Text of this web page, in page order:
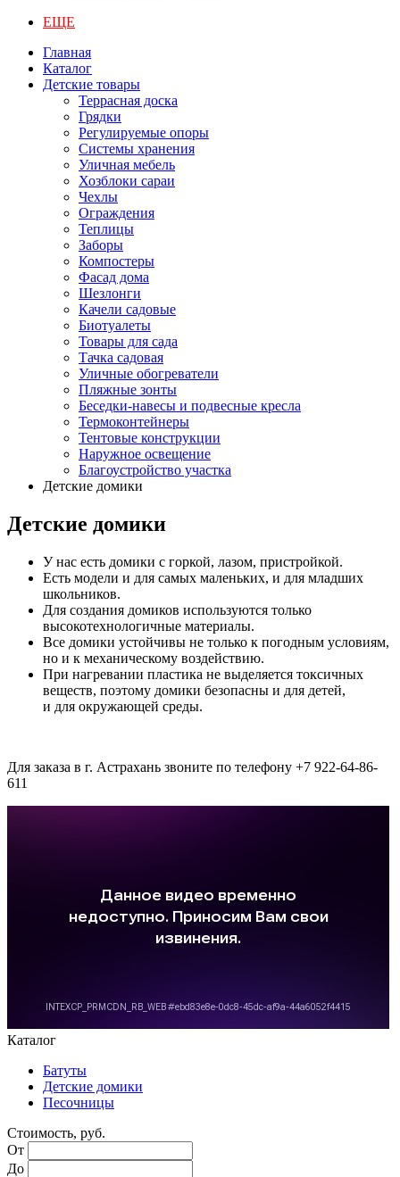
ЕЩЕ
Главная
Каталог
Детские товары
Террасная доска
Грядки
Регулируемые опоры
Системы хранения
Уличная мебель
Хозблоки сараи
Чехлы
Ограждения
Теплицы
Заборы
Компостеры
Фасад дома
Шезлонги
Качели садовые
Биотуалеты
Товары для сада
Тачка садовая
Уличные обогреватели
Пляжные зонты
Беседки-навесы и подвесные кресла
Термоконтейнеры
Тентовые конструкции
Наружное освещение
Благоустройство участка
Детские домики
Детские домики
У нас есть домики с горкой, лазом, пристройкой.
Есть модели и для самых маленьких, и для младших
школьников.
Для создания домиков используются только
высокотехнологичные материалы.
Все домики устойчивы не только к погодным условиям,
но и к механическому воздействию.
При нагревании пластика не выделяется токсичных
веществ, поэтому домики безопасны и для детей,
и для окружающей среды.
Для заказа в г. Астрахань звоните по телефону +7 922-64-86-
611
Каталог
Батуты
Детские домики
Песочницы
Стоимость, руб.
От
До